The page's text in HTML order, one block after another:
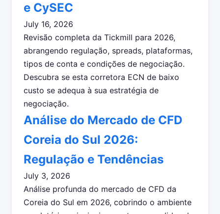
e CySEC
July 16, 2026
Revisão completa da Tickmill para 2026,
abrangendo regulação, spreads, plataformas,
tipos de conta e condições de negociação.
Descubra se esta corretora ECN de baixo
custo se adequa à sua estratégia de
negociação.
Análise do Mercado de CFD
Coreia do Sul 2026:
Regulação e Tendências
July 3, 2026
Análise profunda do mercado de CFD da
Coreia do Sul em 2026, cobrindo o ambiente